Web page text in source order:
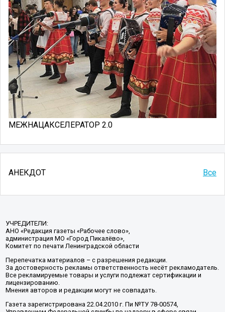
МЕЖНАЦАКСЕЛЕРАТОР 2.0
АНЕКДОТ Все
УЧРЕДИТЕЛИ:
АНО «Редакция газеты «Рабочее слово»,
администрация МО «Город Пикалёво»,
Комитет по печати Ленинградской области
Перепечатка материалов – с разрешения редакции.
За достоверность рекламы ответственность несёт рекламодатель.
Все рекламируемые товары и услуги подлежат сертификации и
лицензированию.
Мнения авторов и редакции могут не совпадать.
Газета зарегистрирована 22.04.2010 г. Пи №ТУ 78-00574,